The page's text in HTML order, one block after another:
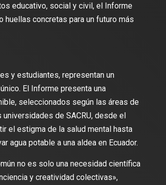
educativo, social y civil, el Informe
huellas concretas para un futuro más
y estudiantes, representan un
El Informe presenta una
seleccionados según las áreas de
de SACRU, desde el
el estigma de la salud mental hasta
agua potable a una aldea en Ecuador.
no es solo una necesidad científica
y creatividad colectivas»,